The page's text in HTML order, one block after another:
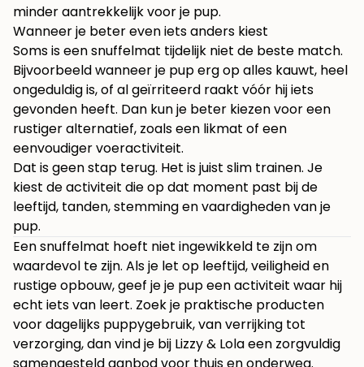
minder aantrekkelijk voor je pup.
Wanneer je beter even iets anders kiest
Soms is een snuffelmat tijdelijk niet de beste match.
Bijvoorbeeld wanneer je pup erg op alles kauwt, heel
ongeduldig is, of al geïrriteerd raakt vóór hij iets
gevonden heeft. Dan kun je beter kiezen voor een
rustiger alternatief, zoals een likmat of een
eenvoudiger voeractiviteit.
Dat is geen stap terug. Het is juist slim trainen. Je
kiest de activiteit die op dat moment past bij de
leeftijd, tanden, stemming en vaardigheden van je
pup.
Een snuffelmat hoeft niet ingewikkeld te zijn om
waardevol te zijn. Als je let op leeftijd, veiligheid en
rustige opbouw, geef je je pup een activiteit waar hij
echt iets van leert. Zoek je praktische producten
voor dagelijks puppygebruik, van verrijking tot
verzorging, dan vind je bij Lizzy & Lolaeen zorgvuldig
samengesteld aanbod voor thuis en onderweg.